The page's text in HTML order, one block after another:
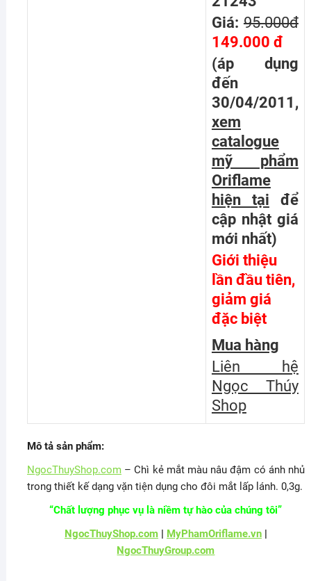
Giá: 95.000đ
149.000 đ
(áp dụng
đến
30/04/2011,
xem
catalogue
mỹ phẩm
Oriflame
hiện tại
để
cập nhật giá
mới nhất)
Giới thiệu
lần đầu tiên,
giảm giá
đặc biệt
Mua hàng
Liên hệ
Ngọc Thúy
Shop
Mô tả sản phẩm:
NgocThuyShop.com– Chì kẻ mắt màu nâu đậm có ánh nhủ
trong thiết kế dạng vặn tiện dụng cho đôi mắt lấp lánh. 0,3g.
“Chất lượng phục vụ là niềm tự hào của chúng tôi”
NgocThuyShop.com| MyPhamOriflame.vn|
NgocThuyGroup.com